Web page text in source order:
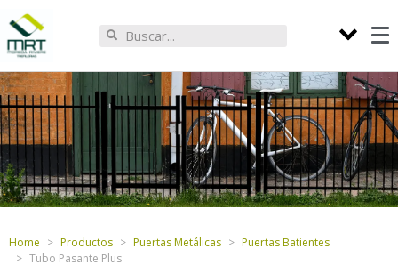
Home Productos Puertas Metálicas
Puertas Batientes
Tubo Pasante Plus